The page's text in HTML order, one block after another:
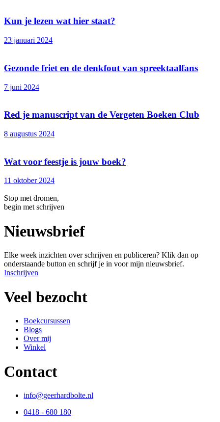
Kun je lezen wat hier staat?
23 januari 2024
Gezonde friet en de denkfout van spreektaalfans
7 juni 2024
Red je manuscript van de Vergeten Boeken Club
8 augustus 2024
Wat voor feestje is jouw boek?
11 oktober 2024
Stop met dromen,
begin met schrijven
Nieuwsbrief
Elke week inzichten over schrijven en publiceren? Klik dan op
onderstaande button en schrijf je in voor mijn nieuwsbrief.
Inschrijven
Veel bezocht
Boekcursussen
Blogs
Over mij
Winkel
Contact
info@geerhardbolte.nl
0418 - 680 180